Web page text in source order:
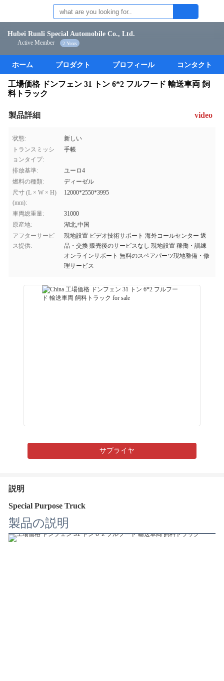
Hubei Runli Special Automobile Co., Ltd.
Active Member 2 Years
ホーム プロダクト プロフィール コンタクト
工場価格 ドンフェン 31 トン 6*2 フルフード 輸送車両 飼
料トラック
製品詳細 video
状態:
新しい
トランスミッシ
ョンタイプ:
手帳
排放基準:
ユーロ4
燃料の種類:
ディーゼル
尺寸 (L × W × H)
(mm):
12000*2550*3995
車両総重量:
31000
原産地:
湖北,中国
アフターサービ
ス提供:
現地設置 ビデオ技術サポート 海外コールセンター 返
品・交換 販売後のサービスなし 現地設置 稼働・訓練
オンラインサポート 無料のスペアパーツ現地整備・修
理サービス
サプライヤ
説明
Special Purpose Truck
製品の説明